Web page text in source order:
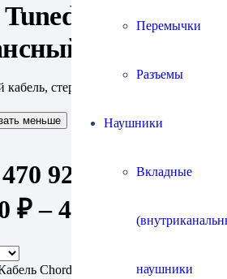
Перемычки
Разъемы
Наушники
Вкладные
наушники
ARAY
стереопара 2XLR-2XLR
меньше
470 925
Диапазон
₽ – 470 925 ₽
Chord Company SignatureX